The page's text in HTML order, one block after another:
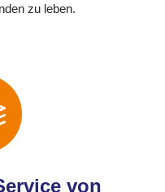
zu leben.
von